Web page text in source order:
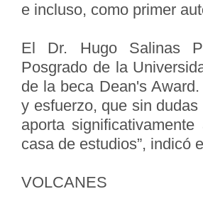
e incluso, como primer
El Dr. Hugo Salinas
Posgrado de la
de la beca Dean's
y esfuerzo, que sin
aporta
casa de estudios”, indicó
VOLCANES